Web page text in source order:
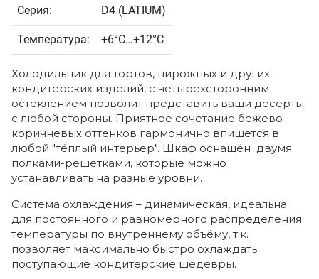
Серия: D4 (LATIUM)
Температура: +6°С…+12°С
Холодильник для тортов, пирожных и других
кондитерских изделий, с четырехсторонним
остеклением позволит представить ваши десерты
с любой стороны. Приятное сочетание бежево-
коричневых оттенков гармонично впишется в
любой "тёплый интерьер". Шкаф оснащён двумя
полками-решетками, которые можно
устанавливать на разные уровни.
Система охлаждения – динамическая, идеальна
для постоянного и равномерного распределения
температуры по внутреннему объёму, т.к.
позволяет максимально быстро охлаждать
поступающие кондитерские шедевры.